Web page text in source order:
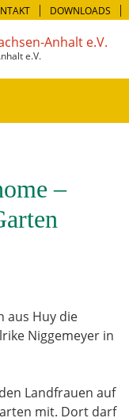
DOWNLOADS
e.V.
–
aus Huy die
Niggemeyer in
Landfrauen auf
mit. Dort darf